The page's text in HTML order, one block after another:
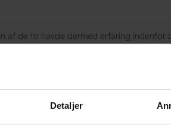
Detaljer
af de to havde dermed erfaring indenfor
passion og drivkraft for at starte
vi ønskede os en arbejdsplads hvor to
det har vi fået!”